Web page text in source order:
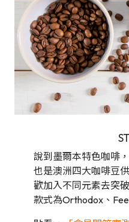
說到墨爾本特色咖啡
也是澳洲四大咖啡豆
歡加入不同元素去突
款式為Orthodox、